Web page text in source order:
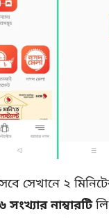
সেখানে ২
সংখ্যার নাম্বারটি